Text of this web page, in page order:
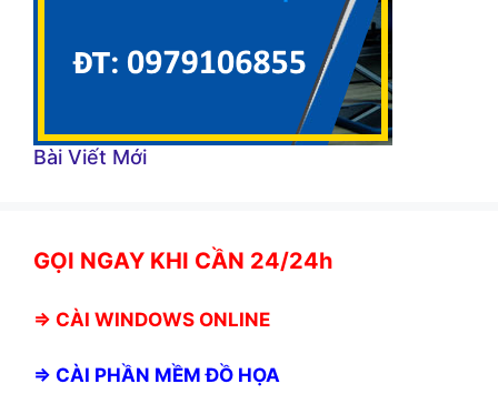
Bài Viết Mới
GỌI NGAY KHI CẦN 24/24h
⇒ CÀI WINDOWS ONLINE
⇒ CÀI PHẦN MỀM ĐỒ HỌA